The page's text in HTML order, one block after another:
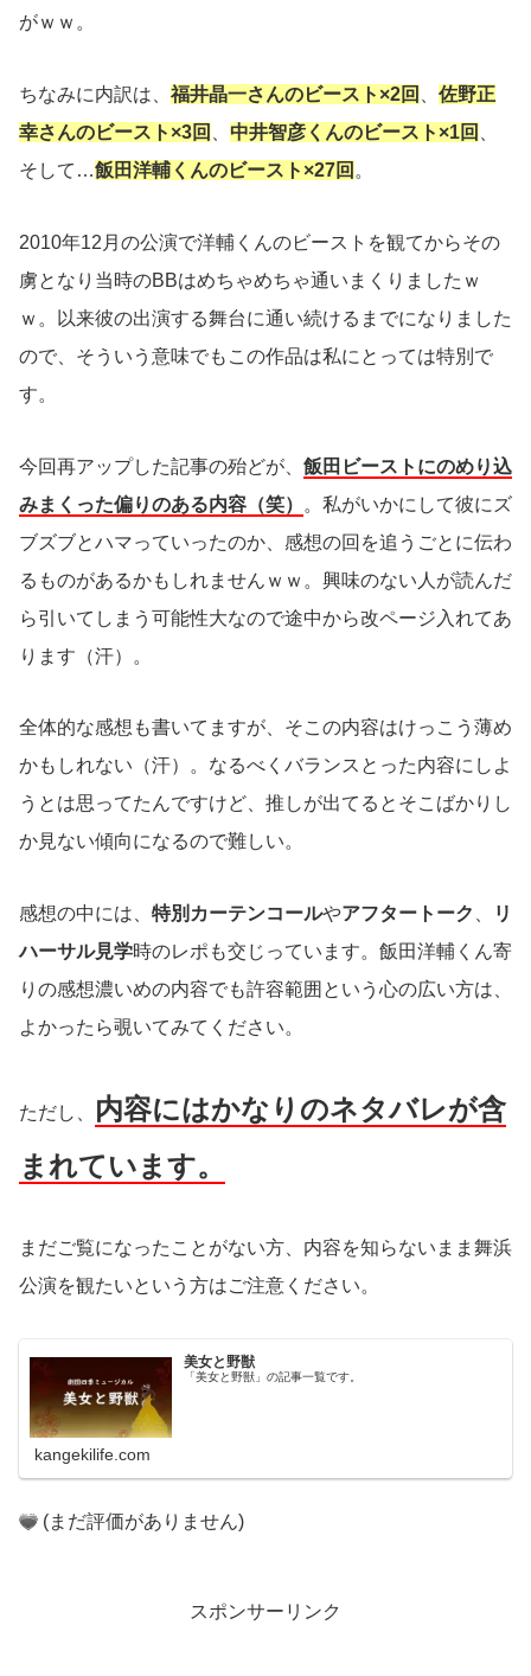
がｗｗ。
ちなみに内訳は、 福井晶一さんのビースト×2回
佐野正
幸さんのビースト×3回
中井智彦くんのビースト×1回
そして…飯田洋輔くんのビースト×27回 。
2010年12月の公演で洋輔くんのビーストを観てからその
虜となり当時のBBはめちゃめちゃ通いまくりましたｗ
ｗ。以来彼の出演する舞台に通い続けるまでになりました
ので、そういう意味でもこの作品は私にとっては特別で
す。
今回再アップした記事の殆どが、 飯田ビーストにのめり込
みまくった偏りのある内容（笑）
。私がいかにして彼にズ
ブズブとハマっていったのか、感想の回を追うごとに伝わ
るものがあるかもしれませんｗｗ。興味のない人が読んだ
ら引いてしまう可能性大なので途中から改ページ入れてあ
ります（汗）。
全体的な感想も書いてますが、そこの内容はけっこう薄め
かもしれない（汗）。なるべくバランスとった内容にしよ
うとは思ってたんですけど、推しが出てるとそこばかりし
か見ない傾向になるので難しい。
感想の中には、 特別カーテンコールやアフタートーク
リ
ハーサル見学時のレポも交じっています。飯田洋輔くん寄
りの感想濃いめの内容でも許容範囲という心の広い方は、
よかったら覗いてみてください。
ただし、
内容にはかなりのネタバレが含
まれています。
まだご覧になったことがない方、内容を知らないまま舞浜
公演を観たいという方はご注意ください。
美女と野獣
「美女と野獣」の記事一覧です。
kangekilife.com
(まだ評価がありません)
スポンサーリンク